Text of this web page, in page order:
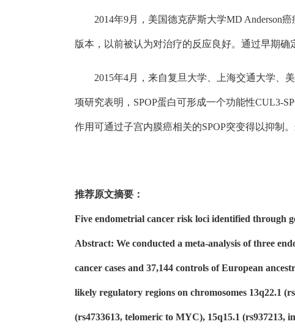
2014年9月，美国德克萨斯大学MD Anderson
版本，以前被认为对治疗的反应良好。通过早期
2015年4月，来自复旦大学、上海交通大学、
项研究表明，SPOP蛋白可形成一个功能性CUL3-
作用可通过子宫内膜癌相关的SPOP突变得以抑制
推荐原文摘要：
Five endometrial cancer risk loci identified through
Abstract: We conducted a meta-analysis of three
cancer cases and 37,144 controls of European
likely regulatory regions on chromosomes 13q22.1
(rs4733613, telomeric to MYC), 15q15.1 (rs937213,